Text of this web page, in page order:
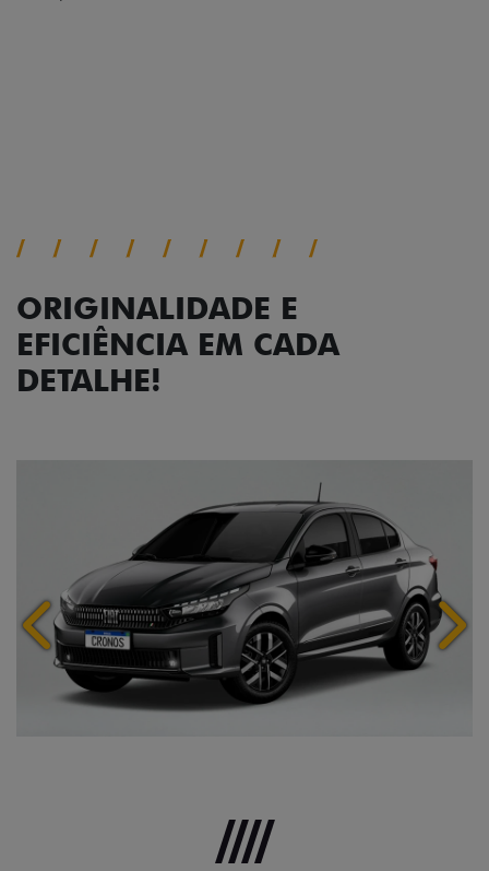
ORIGINALIDADE E
EFICIÊNCIA EM CADA
DETALHE!
Anterior